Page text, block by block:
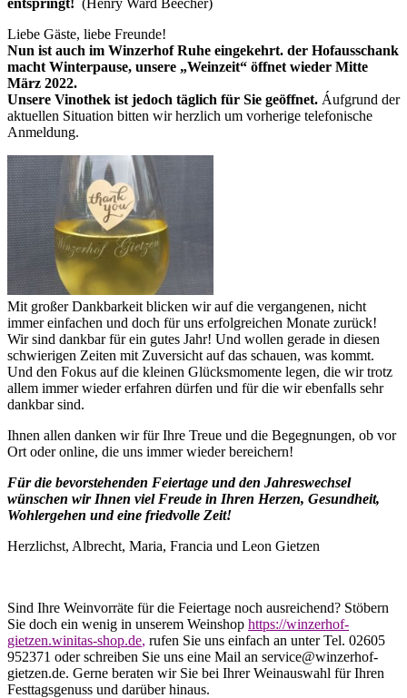
Liebe Gäste, liebe Freunde!
Nun ist auch im Winzerhof Ruhe eingekehrt. der Hofausschank
macht Winterpause, unsere „Weinzeit“ öffnet wieder Mitte
März 2022.
Unsere Vinothek ist jedoch täglich für Sie geöffnet. Áufgrund der
aktuellen Situation bitten wir herzlich um vorherige telefonische
Anmeldung.
Mit großer Dankbarkeit blicken wir auf die vergangenen, nicht
immer einfachen und doch für uns erfolgreichen Monate zurück!
Wir sind dankbar für ein gutes Jahr! Und wollen gerade in diesen
schwierigen Zeiten mit Zuversicht auf das schauen, was kommt.
Und den Fokus auf die kleinen Glücksmomente legen, die wir trotz
allem immer wieder erfahren dürfen und für die wir ebenfalls sehr
dankbar sind.
Ihnen allen danken wir für Ihre Treue und die Begegnungen, ob vor
Ort oder online, die uns immer wieder bereichern!
Für die bevorstehenden Feiertage und den Jahreswechsel
wünschen wir Ihnen viel Freude in Ihren Herzen, Gesundheit,
Wohlergehen und eine friedvolle Zeit!
Herzlichst, Albrecht, Maria, Francia und Leon Gietzen
Sind Ihre Weinvorräte für die Feiertage noch ausreichend? Stöbern
Sie doch ein wenig in unserem Weinshop https://winzerhof-
gietzen.winitas-shop.de, rufen Sie uns einfach an unter Tel. 02605
952371 oder schreiben Sie uns eine Mail an service@winzerhof-
gietzen.de. Gerne beraten wir Sie bei Ihrer Weinauswahl für Ihren
Festtagsgenuss und darüber hinaus.